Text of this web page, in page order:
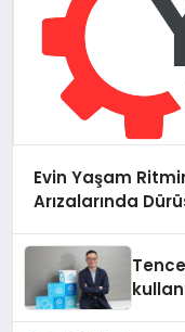
Evin Yaşam
Arızalarında